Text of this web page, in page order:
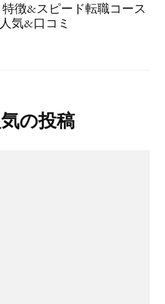
特徴&スピード転職コース
気&口コミ
の投稿